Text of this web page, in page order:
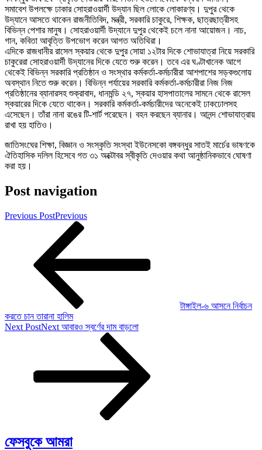
সমাবেশ উপলক্ষে ঢাকার সোহরাওয়ার্দী উদ্যান ছিল লোকে লোকারণ্য। দুপুর থেকে
উদ্যানে আসতে থাকেন রাজনীতিবিদ, মন্ত্রী, সরকারি চাকুরে, শিক্ষক, ছাত্রছাত্রীসহ
বিভিন্ন পেশার মানুষ। সোহরাওয়ার্দী উদ্যানে দুপুর থেকেই চলে নানা আয়োজন। নাচ,
গান, কবিতা আবৃত্তি উপভোগ করেন আগত অতিথিরা।
এদিকে রাজধানীর রাসেল স্কয়ার থেকে দুপুর সোয়া ১২টার দিকে শোভাযাত্রা নিয়ে সরকারি
চাকুরেরা সোহরাওয়ার্দী উদ্যানের দিকে যেতে শুরু করেন। তবে এর ঘণ্টাখানেক আগে
থেকেই বিভিন্ন সরকারি প্রতিষ্ঠান ও সংস্থার কর্মকর্তা-কর্মচারীরা আশপাশের সড়কগুলোয়
অবস্থান নিতে শুরু করেন। বিভিন্ন পর্যায়ের সরকারি কর্মকর্তা-কর্মচারীরা নিজ নিজ
প্রতিষ্ঠানের ব্যানারসহ শুক্রাবাদ, ধানমন্ডি ২৭, স্কয়ার হাসপাতালের সামনে থেকে রাসেল
স্কয়ারের দিকে যেতে থাকেন। সরকারি কর্মকর্তা-কর্মচারীদের অনেকেই ঢাকঢোলসহ
এসেছেন। তাঁরা নানা রঙের টি-শার্ট পরেছেন। বহন করছেন ব্যানার। আনন্দ শোভাযাত্রায়
রাখা হয় হাতিও।
জাতিসংঘের শিক্ষা, বিজ্ঞান ও সংস্কৃতি সংস্থা ইউনেসকো বঙ্গবন্ধুর সাতই মার্চের ভাষণকে
ঐতিহাসিক দলিল হিসেবে গত ৩১ অক্টোবর স্বীকৃতি দেওয়ার কথা আনুষ্ঠানিকভাবে ঘোষণা
করা হয়।
Post navigation
Previous PostPrevious
টাঙ্গাইল-৬ আসনে নির্বাচন
করতে চান তারানা হালিম
Next PostNext আবারও স্বর্ণের দাম বাড়লো
ফেসবুকে আমরা